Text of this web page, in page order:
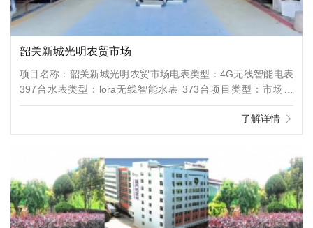
韶关新城光明农贸市场
项目名称：韶关新城光明农贸市场电表类型：4G无线智能电表
397台水表类型：lora无线智能水表 373台项目类型：市场地
址：广东省韶关市南雄市雄中路雄州公园旁项目介绍：农贸市场
折射着一座城市的温度和气度，连通着抚慰人心的“烟火气”和文
能布局，改善环境设施，助力市场颜值品质提档
了解详情